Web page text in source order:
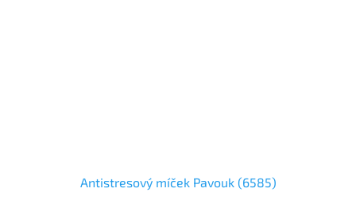
Antistresový míček Pavouk (6585)